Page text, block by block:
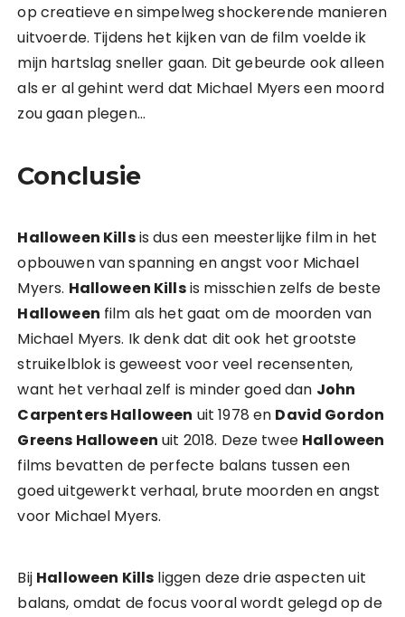
op creatieve en simpelweg shockerende manieren
uitvoerde. Tijdens het kijken van de film voelde ik
mijn hartslag sneller gaan. Dit gebeurde ook alleen
als er al gehint werd dat Michael Myers een moord
zou gaan plegen…
Conclusie
Halloween Killsis dus een meesterlijke film in het
opbouwen van spanning en angst voor Michael
Myers. Halloween Killsis misschien zelfs de beste
Halloween film als het gaat om de moorden van
Michael Myers. Ik denk dat dit ook het grootste
struikelblok is geweest voor veel recensenten,
want het verhaal zelf is minder goed dan John
Carpenters Halloween uit 1978 en David Gordon
Greens Halloween uit 2018. Deze twee Halloween
films bevatten de perfecte balans tussen een
goed uitgewerkt verhaal, brute moorden en angst
voor Michael Myers.
Bij Halloween Kills liggen deze drie aspecten uit
balans, omdat de focus vooral wordt gelegd op de